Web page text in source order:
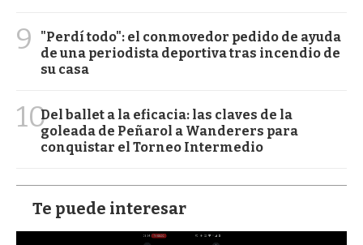
9
"Perdí todo": el conmovedor pedido de ayuda
de una periodista deportiva tras incendio de
su casa
10Del ballet a la eficacia: las claves de la
goleada de Peñarol a Wanderers para
conquistar el Torneo Intermedio
Te puede interesar